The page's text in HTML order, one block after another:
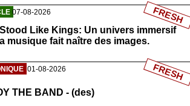
07-08-2026
Like Kings: Un univers immersif
musique fait naître des images.
FRESH
01-08-2026
THE BAND - (des)
FRESH